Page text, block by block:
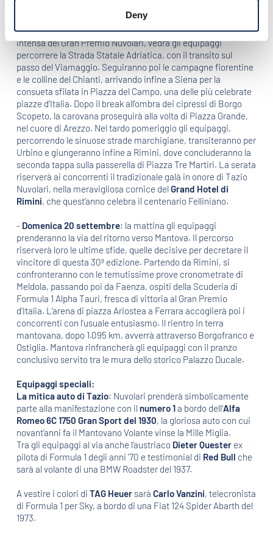
Deny
-Sabato 19 settembre: la seconda tappa, la giornata più
intensa del Gran Premio Nuvolari, vedrà gli equipaggi
percorrere la Strada Statale Adriatica, con il transito sul
passo del Viamaggio. Seguiranno poi le campagne fiorentine
e le colline del Chianti, arrivando infine a Siena per la
consueta sfilata in Piazza del Campo, una delle più celebrate
piazze d’Italia. Dopo il break all’ombra dei cipressi di Borgo
Scopeto, la carovana proseguirà alla volta di Piazza Grande,
nel cuore di Arezzo. Nel tardo pomeriggio gli equipaggi,
percorrendo le sinuose strade marchigiane, transiteranno per
Urbino e giungeranno infine a Rimini, dove concluderanno la
seconda tappa sulla passerella di Piazza Tre Martiri. La serata
riserverà ai concorrenti il tradizionale galà in onore di Tazio
Nuvolari, nella meravigliosa cornice delGrand Hotel di
Rimini, che quest’anno celebra il centenario Felliniano.
- Domenica 20 settembre: la mattina gli equipaggi
prenderanno la via del ritorno verso Mantova. Il percorso
riserverà loro le ultime sfide, quelle decisive per decretare il
vincitore di questa 30ª edizione. Partendo da Rimini, si
confronteranno con le temutissime prove cronometrate di
Meldola, passando poi da Faenza, ospiti della Scuderia di
Formula 1 Alpha Tauri, fresca di vittoria al Gran Premio
d’Italia. L’arena di piazza Ariostea a Ferrara accoglierà poi i
concorrenti con l’usuale entusiasmo. Il rientro in terra
mantovana, dopo 1.095 km, avverrà attraverso Borgofranco e
Ostiglia. Mantova rinfrancherà gli equipaggi con il pranzo
conclusivo servito tra le mura dello storico Palazzo Ducale.
Equipaggi speciali:
La mitica auto di Tazio: Nuvolari prenderà simbolicamente
parte alla manifestazione con il numero 1a bordo dell’Alfa
Romeo 6C 1750 Gran Sport del 1930, la gloriosa auto con cui
novant’anni fa il Mantovano Volante vinse la Mille Miglia.
Tra gli equipaggi al via anche l’austriaco Dieter Questerex
pilota di Formula 1 degli anni ’70 e testimonial di Red Bull che
sarà al volante di una BMW Roadster del 1937.
A vestire i colori di TAG Heuersarà Carlo Vanzini, telecronista
di Formula 1 per Sky, a bordo di una Fiat 124 Spider Abarth del
1973.